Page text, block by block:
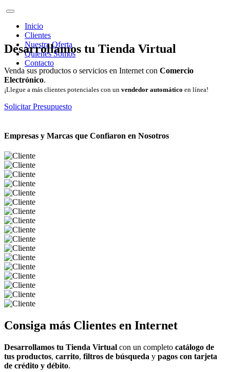
Inicio
Clientes
Nuestra Oferta
Quienes Somos
Contacto
Desarrollamos tu Tienda Virtual
Venda sus productos o servicios en Internet con Comercio
Electrónico.
¡Llegue a más clientes potenciales con un vendedor automático en línea!
Solicitar Presupuesto
Empresas y Marcas que Confiaron en Nosotros
Consiga más Clientes en Internet
Desarrollamos tu Tienda Virtual con un completo catálogo de
tus productos, carrito, filtros de búsqueda y pagos con tarjeta
de crédito y débito.